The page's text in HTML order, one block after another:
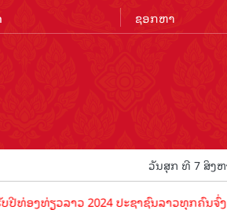
ວັນສຸກ ທີ 7 ສິງຫ
ຽວລາວ 2024 ປະຊາຊົນລາວທຸກຄົນຈົ່ງພ້ອມ